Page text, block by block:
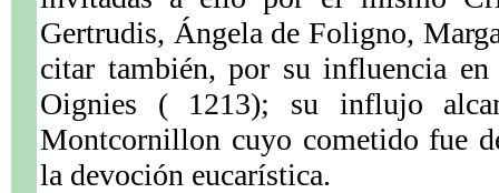
Gertrudis, Ángela de Foligno,
citar también, por su influencia
Oignies ( 1213); su influjo
Montcornillon cuyo cometido fue
la devoción eucarística.